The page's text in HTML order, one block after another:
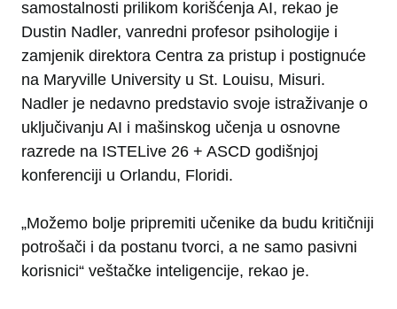
samostalnosti prilikom korišćenja AI, rekao je
Dustin Nadler, vanredni profesor psihologije i
zamjenik direktora Centra za pristup i postignuće
na Maryville University u St. Louisu, Misuri.
Nadler je nedavno predstavio svoje istraživanje o
uključivanju AI i mašinskog učenja u osnovne
razrede na ISTELive 26 + ASCD godišnjoj
konferenciji u Orlandu, Floridi.
„Možemo bolje pripremiti učenike da budu kritičniji
potrošači i da postanu tvorci, a ne samo pasivni
korisnici“ veštačke inteligencije, rekao je.